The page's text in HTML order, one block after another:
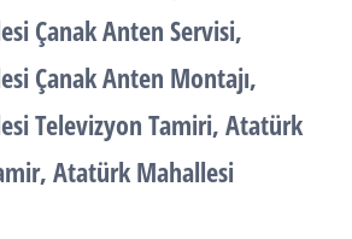
Çanak Anten Servisi,
Çanak Anten Montajı,
Televizyon Tamiri, Atatürk
Atatürk Mahallesi